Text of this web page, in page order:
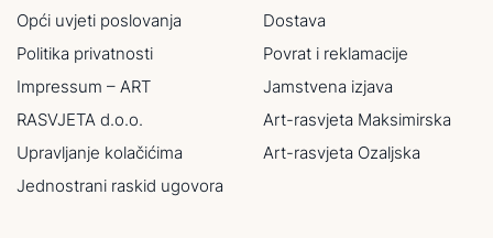
Opći uvjeti poslovanja
Politika privatnosti
Impressum – ART
RASVJETA d.o.o.
Upravljanje kolačićima
Jednostrani raskid ugovora
Dostava
Povrat i reklamacije
Jamstvena izjava
Art-rasvjeta Maksimirska
Art-rasvjeta Ozaljska